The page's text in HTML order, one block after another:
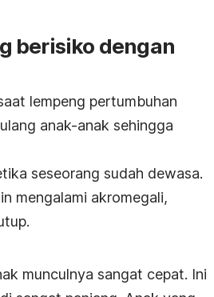
berisiko dengan
lempeng pertumbuhan
anak-anak sehingga
seseorang sudah dewasa.
mengalami akromegali,
munculnya sangat cepat. Ini